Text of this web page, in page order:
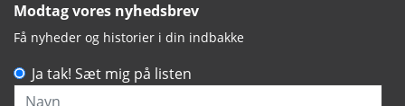
Modtag vores nyhedsbrev
Få nyheder og historier i din indbakke
Ja tak! Sæt mig på listen
Navn